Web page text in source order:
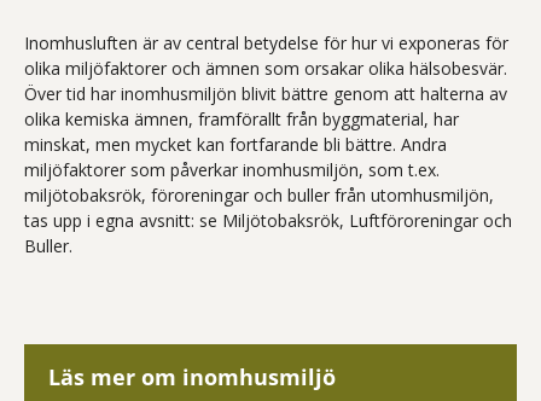
Inomhusluften är av central betydelse för hur vi exponeras för
olika miljöfaktorer och ämnen som orsakar olika hälsobesvär.
Över tid har inomhusmiljön blivit bättre genom att halterna av
olika kemiska ämnen, framförallt från byggmaterial, har
minskat, men mycket kan fortfarande bli bättre. Andra
miljöfaktorer som påverkar inomhusmiljön, som t.ex.
miljötobaksrök, föroreningar och buller från utomhusmiljön,
tas upp i egna avsnitt: se Miljötobaksrök, Luftföroreningar och
Buller.
Läs mer om inomhusmiljö